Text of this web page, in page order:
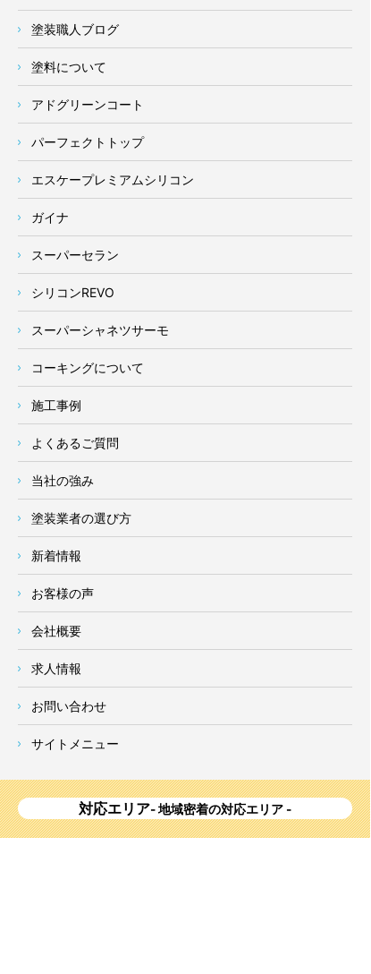
塗装職人ブログ
塗料について
アドグリーンコート
パーフェクトトップ
エスケープレミアムシリコン
ガイナ
スーパーセラン
シリコンREVO
スーパーシャネツサーモ
コーキングについて
施工事例
よくあるご質問
当社の強み
塗装業者の選び方
新着情報
お客様の声
会社概要
求人情報
お問い合わせ
サイトメニュー
対応エリア- 地域密着の対応エリア -